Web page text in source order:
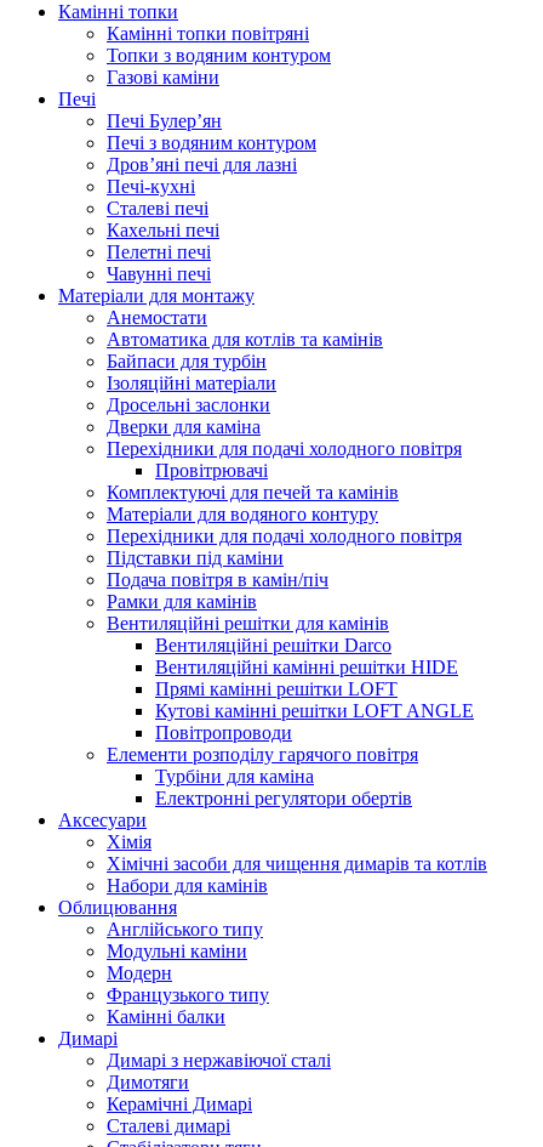
Камінні топки
Камінні топки повітряні
Топки з водяним контуром
Газові каміни
Печі
Печі Булер’ян
Печі з водяним контуром
Дров’яні печі для лазні
Печі-кухні
Сталеві печі
Кахельні печі
Пелетні печі
Чавунні печі
Матеріали для монтажу
Анемостати
Автоматика для котлів та камінів
Байпаси для турбін
Ізоляційні матеріали
Дросельні заслонки
Дверки для каміна
Перехідники для подачі холодного повітря
Провітрювачі
Комплектуючі для печей та камінів
Матеріали для водяного контуру
Перехідники для подачі холодного повітря
Підставки під каміни
Подача повітря в камін/піч
Рамки для камінів
Вентиляційні решітки для камінів
Вентиляційні решітки Darco
Вентиляційні камінні решітки HIDE
Прямі камінні решітки LOFT
Кутові камінні решітки LOFT ANGLE
Повітропроводи
Елементи розподілу гарячого повітря
Турбіни для каміна
Електронні регулятори обертів
Аксесуари
Хімія
Хімічні засоби для чищення димарів та котлів
Набори для камінів
Облицювання
Англійського типу
Модульні каміни
Модерн
Французького типу
Камінні балки
Димарі
Димарі з нержавіючої сталі
Димотяги
Керамічні Димарі
Сталеві димарі